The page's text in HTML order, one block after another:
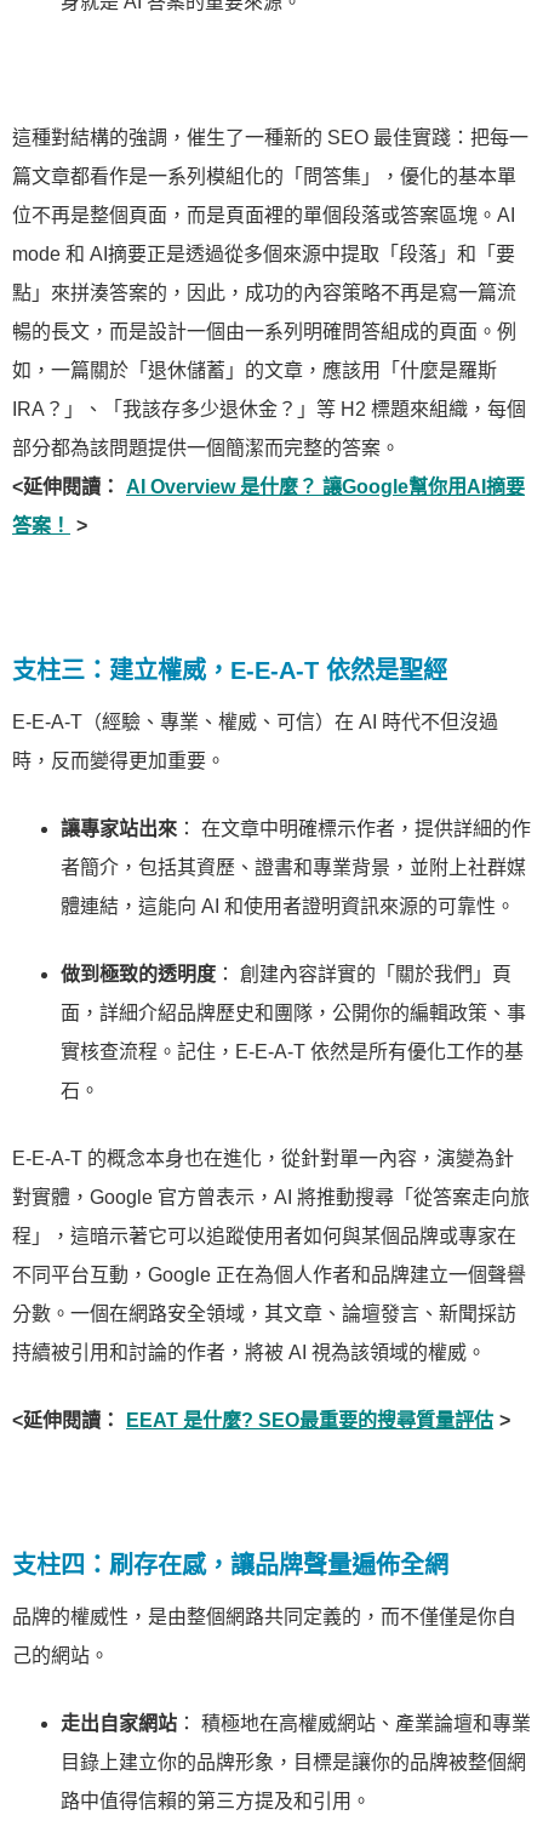
這種對結構的強調，催生了一種新的 SEO 最佳實踐：把每一
篇文章都看作是一系列模組化的「問答集」，優化的基本單
位不再是整個頁面，而是頁面裡的單個段落或答案區塊。AI
mode 和 AI摘要正是透過從多個來源中提取「段落」和「要
點」來拼湊答案的，因此，成功的內容策略不再是寫一篇流
暢的長文，而是設計一個由一系列明確問答組成的頁面。例
如，一篇關於「退休儲蓄」的文章，應該用「什麼是羅斯
IRA？」、「我該存多少退休金？」等 H2 標題來組織，每個
部分都為該問題提供一個簡潔而完整的答案。
<延伸閱讀：
AI Overview 是什麼？ 讓Google幫你用AI摘要
答案！
>
支柱三：建立權威，E-E-A-T 依然是聖經
E-E-A-T（經驗、專業、權威、可信）在 AI 時代不但沒過
時，反而變得更加重要。
讓專家站出來 ： 在文章中明確標示作者，提供詳細的作
者簡介，包括其資歷、證書和專業背景，並附上社群媒
體連結，這能向 AI 和使用者證明資訊來源的可靠性。
做到極致的透明度 ： 創建內容詳實的「關於我們」頁
面，詳細介紹品牌歷史和團隊，公開你的編輯政策、事
實核查流程。記住，E-E-A-T 依然是所有優化工作的基
石。
E-E-A-T 的概念本身也在進化，從針對單一內容，演變為針
對實體，Google 官方曾表示，AI 將推動搜尋「從答案走向旅
程」，這暗示著它可以追蹤使用者如何與某個品牌或專家在
不同平台互動，Google 正在為個人作者和品牌建立一個聲譽
分數。一個在網路安全領域，其文章、論壇發言、新聞採訪
持續被引用和討論的作者，將被 AI 視為該領域的權威。
<延伸閱讀： EEAT 是什麼? SEO最重要的搜尋質量評估 >
支柱四：刷存在感，讓品牌聲量遍佈全網
品牌的權威性，是由整個網路共同定義的，而不僅僅是你自
己的網站。
走出自家網站 ： 積極地在高權威網站、產業論壇和專業
目錄上建立你的品牌形象，目標是讓你的品牌被整個網
路中值得信賴的第三方提及和引用。